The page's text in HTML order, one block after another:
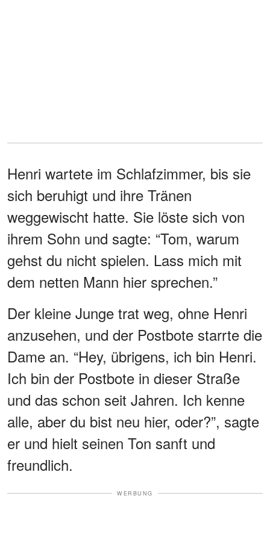
Henri wartete im Schlafzimmer, bis sie
sich beruhigt und ihre Tränen
weggewischt hatte. Sie löste sich von
ihrem Sohn und sagte: “Tom, warum
gehst du nicht spielen. Lass mich mit
dem netten Mann hier sprechen.”
Der kleine Junge trat weg, ohne Henri
anzusehen, und der Postbote starrte die
Dame an. “Hey, übrigens, ich bin Henri.
Ich bin der Postbote in dieser Straße
und das schon seit Jahren. Ich kenne
alle, aber du bist neu hier, oder?”, sagte
er und hielt seinen Ton sanft und
freundlich.
WERBUNG